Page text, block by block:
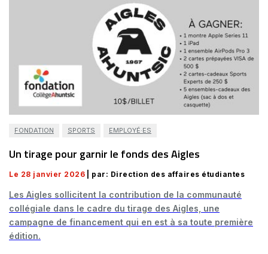
FONDATION SPORTS EMPLOYÉ·ES
Un tirage pour garnir le fonds des Aigles
Le 28 janvier 2026 | par: Direction des affaires étudiantes
Les Aigles sollicitent la contribution de la communauté
collégiale dans le cadre du tirage des Aigles, une
campagne de financement qui en est à sa toute première
édition.